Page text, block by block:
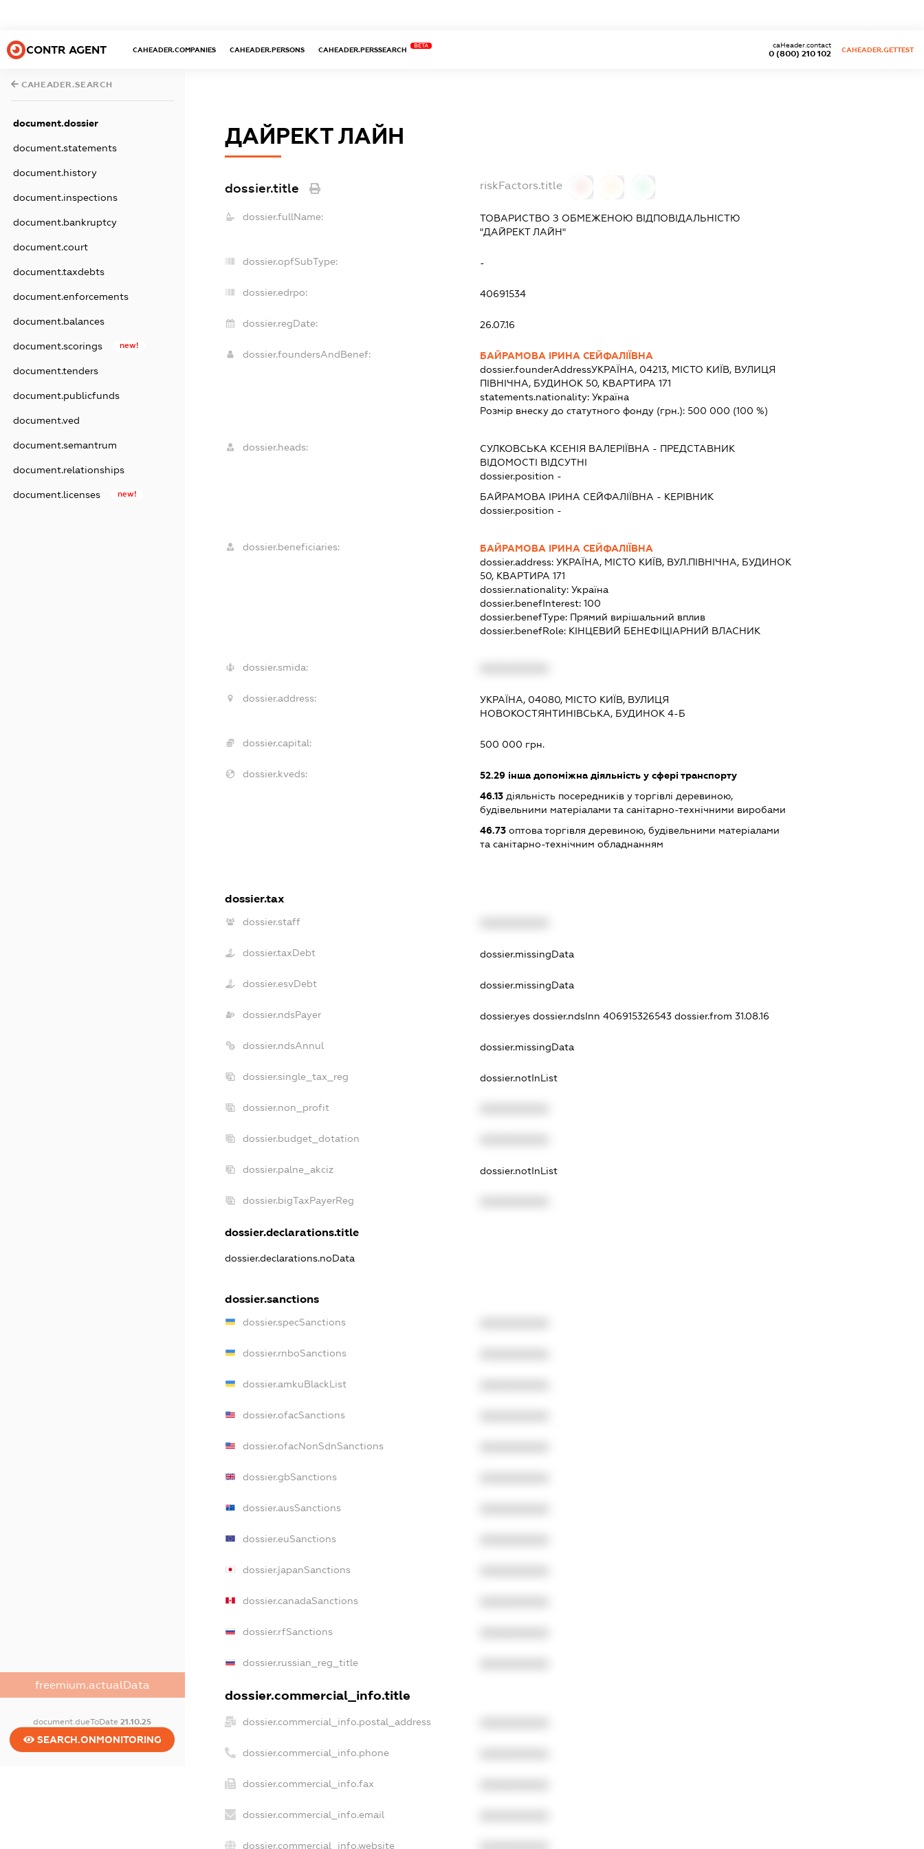
CONTR AGENT CAHEADER.COMPANIES CAHEADER.PERSONS CAHEADER.PERSSEARCH
BETA
0 (800) 210 102
caHeader.contact
CAHEADER.GETTEST
CAHEADER.SEARCH
document.dossier
document.statements
document.history
document.inspections
document.bankruptcy
document.court
document.taxdebts
document.enforcements
document.balances
document.scorings new!
document.tenders
document.publicfunds
document.ved
document.semantrum
document.relationships
document.licenses new!
freemium.actualData
document.dueToDate21.10.25
SEARCH.ONMONITORING
ДАЙРЕКТ ЛАЙН
dossier.title riskFactors.title
dossier.fullName:
ТОВАРИСТВО З ОБМЕЖЕНОЮ ВІДПОВІДАЛЬНІСТЮ
"ДАЙРЕКТ ЛАЙН"
dossier.opfSubType: -
dossier.edrpo: 40691534
dossier.regDate: 26.07.16
dossier.foundersAndBenef:
БАЙРАМОВА ІРИНА СЕЙФАЛІЇВНА
dossier.founderAddressУКРАЇНА, 04213, МІСТО КИЇВ, ВУЛИЦЯ
ПІВНІЧНА, БУДИНОК 50, КВАРТИРА 171
statements.nationality: Україна
Розмір внеску до статутного фонду (грн.): 500 000 (100 %)
dossier.heads: СУЛКОВСЬКА КСЕНІЯ ВАЛЕРІЇВНА - ПРЕДСТАВНИК
ВІДОМОСТІ ВІДСУТНІ
dossier.position -
БАЙРАМОВА ІРИНА СЕЙФАЛІЇВНА - КЕРІВНИК
dossier.position -
dossier.beneficiaries:
БАЙРАМОВА ІРИНА СЕЙФАЛІЇВНА
dossier.address: УКРАЇНА, МІСТО КИЇВ, ВУЛ.ПІВНІЧНА, БУДИНОК
50, КВАРТИРА 171
dossier.nationality: Україна
dossier.benefInterest: 100
dossier.benefType: Прямий вирішальний вплив
dossier.benefRole: КІНЦЕВИЙ БЕНЕФІЦІАРНИЙ ВЛАСНИК
dossier.smida:
dossier.address:
УКРАЇНА, 04080, МІСТО КИЇВ, ВУЛИЦЯ
НОВОКОСТЯНТИНІВСЬКА, БУДИНОК 4-Б
dossier.capital: 500 000 грн.
dossier.kveds: 52.29інша допоміжна діяльність у сфері транспорту
46.13діяльність посередників у торгівлі деревиною,
будівельними матеріалами та санітарно-технічними виробами
46.73оптова торгівля деревиною, будівельними матеріалами
та санітарно-технічним обладнанням
dossier.tax
dossier.staff
dossier.taxDebt dossier.missingData
dossier.esvDebt dossier.missingData
dossier.ndsPayer dossier.yes dossier.ndsInn 406915326543 dossier.from 31.08.16
dossier.ndsAnnul dossier.missingData
dossier.single_tax_reg dossier.notInList
dossier.non_profit
dossier.budget_dotation
dossier.palne_akciz dossier.notInList
dossier.bigTaxPayerReg
dossier.declarations.title
dossier.declarations.noData
dossier.sanctions
dossier.specSanctions
dossier.rnboSanctions
dossier.amkuBlackList
dossier.ofacSanctions
dossier.ofacNonSdnSanctions
dossier.gbSanctions
dossier.ausSanctions
dossier.euSanctions
dossier.japanSanctions
dossier.canadaSanctions
dossier.rfSanctions
dossier.russian_reg_title
dossier.commercial_info.title
dossier.commercial_info.postal_address
dossier.commercial_info.phone
dossier.commercial_info.fax
dossier.commercial_info.email
dossier.commercial_info.website